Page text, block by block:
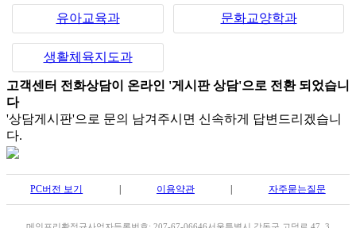
유아교육과 문화교양학과
생활체육지도과
고객센터 전화상담이 온라인 '게시판 상담'으로 전환 되었습니
다
'상담게시판'으로 문의 남겨주시면 신속하게 답변드리겠습니
다.
PC버전 보기 이용약관 자주묻는질문